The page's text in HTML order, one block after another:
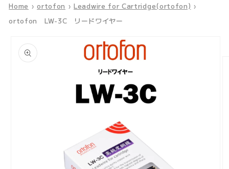
Home › ortofon › Leadwire for Cartridge(ortofon) ›
ortofon LW-3C リードワイヤー
報にス
キップ